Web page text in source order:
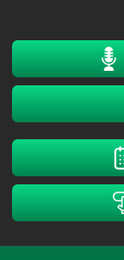
conteúdo
navegação